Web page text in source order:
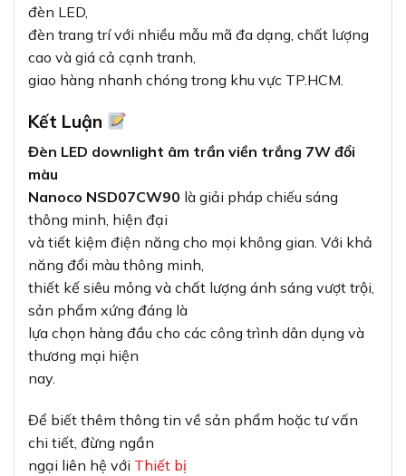
đèn LED,
đèn trang trí với nhiều mẫu mã đa dạng, chất lượng
cao và giá cả cạnh tranh,
giao hàng nhanh chóng trong khu vực TP.HCM.
Kết Luận
Đèn LED downlight âm trần viền trắng 7W đổi
màu
Nanoco NSD07CW90 là giải pháp chiếu sáng
thông minh, hiện đại
và tiết kiệm điện năng cho mọi không gian. Với khả
năng đổi màu thông minh,
thiết kế siêu mỏng và chất lượng ánh sáng vượt trội,
sản phẩm xứng đáng là
lựa chọn hàng đầu cho các công trình dân dụng và
thương mại hiện
nay.
Để biết thêm thông tin về sản phẩm hoặc tư vấn
chi tiết, đừng ngần
ngại liên hệ với Thiết bị